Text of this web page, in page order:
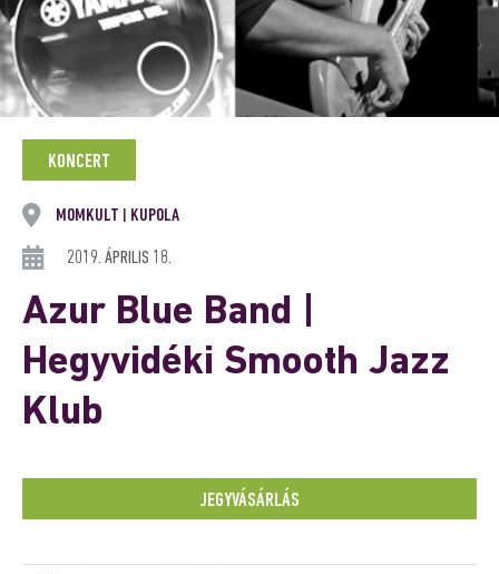
KONCERT
MOMKULT KUPOLA
2019. ÁPRILIS 18.
Azur Blue Band |
Hegyvidéki Smooth Jazz
Klub
JEGYVÁSÁRLÁS